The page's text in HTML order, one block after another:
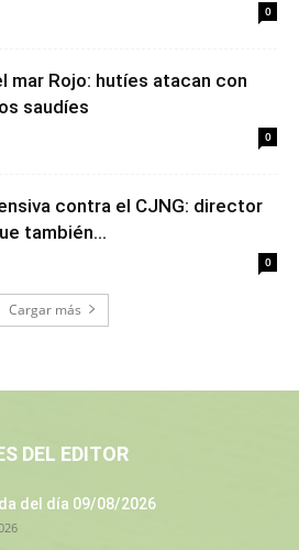
0
mar Rojo: hutíes atacan con
saudíes
0
contra el CJNG: director
también...
0
Cargar más
DEL EDITOR
del día 09/08/2026